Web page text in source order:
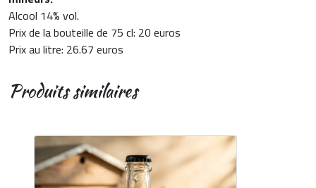
Alcool 14% vol.
Prix de la bouteille de 75 cl: 20 euros
Prix au litre: 26.67 euros
Produits similaires